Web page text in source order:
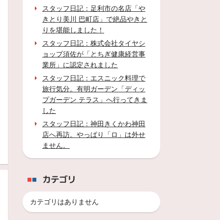
スタッフ日記：足利市の名店「や
きとり美川 巴町店」で絶品やきと
りを堪能しました！
スタッフ日記：株式会社タイヤシ
ョップ須佐が「とちぎ健康経営事
業所」に認定されました
スタッフ日記：エスニック料理で
旅行気分。有明ガーデン「ディッ
プガーデン テラス」へ行ってきま
した
スタッフ日記：神田きくかわ神田
店へ再訪。やっぱり「ロ」は外せ
ません。
カテゴリ
カテゴリはありません